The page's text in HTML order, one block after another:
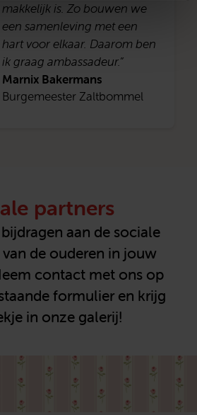
makkelijk is. Zo bouwen we
een samenleving met een
hart voor elkaar. Daarom ben
ik graag ambassadeur.”
Marnix Bakermans
Burgemeester Zaltbommel
partners
aan de sociale
de ouderen in jouw
contact met ons op
formulier en krijg
in onze galerij!